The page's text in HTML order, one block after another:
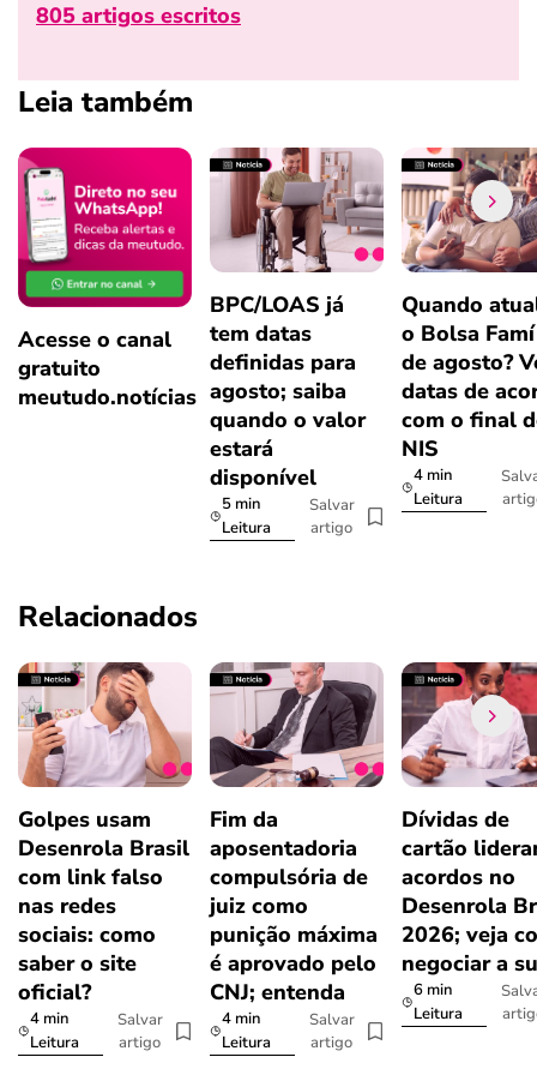
805 artigos escritos
Leia também
Acesse o canal
gratuito
meutudo.notícias
BPC/LOAS já
tem datas
definidas para
agosto; saiba
quando o valor
estará
disponível
5 min
Leitura
Salvar
artigo
Quando
o Bolsa
de agosto?
datas de
com o final
NIS
4 min
Leitura
Relacionados
Golpes usam
Desenrola Brasil
com link falso
nas redes
sociais: como
saber o site
oficial?
4 min
Leitura
Salvar
artigo
Fim da
aposentadoria
compulsória de
juiz como
punição máxima
é aprovado pelo
CNJ; entenda
4 min
Leitura
Salvar
artigo
Dívidas de
cartão
acordos no
Desenrola
2026; veja
negociar a
6 min
Leitura